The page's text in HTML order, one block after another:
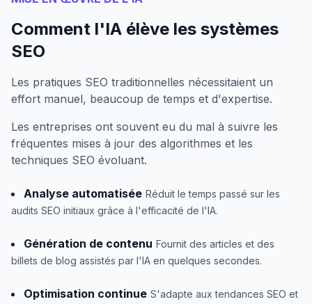
Comment l'IA élève les systèmes
SEO
Les pratiques SEO traditionnelles nécessitaient un
effort manuel, beaucoup de temps et d'expertise.
Les entreprises ont souvent eu du mal à suivre les
fréquentes mises à jour des algorithmes et les
techniques SEO évoluant.
Analyse automatisée Réduit le temps passé sur les
audits SEO initiaux grâce à l'efficacité de l'IA.
Génération de contenu Fournit des articles et des
billets de blog assistés par l'IA en quelques secondes.
Optimisation continue S'adapte aux tendances SEO et